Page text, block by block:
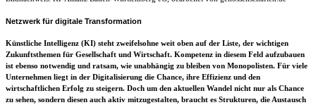
Netzwerk für digitale Transformation
Künstliche Intelligenz (KI) steht zweifelsohne weit oben auf der Liste, der wichtigen
Zukunftsthemen für Gesellschaft und Wirtschaft. Kompetenz in diesem Feld aufzubauen
ist ebenso notwendig und ratsam, wie unabhängig zu bleiben von Monopolisten. Für viele
Unternehmen liegt in der Digitalisierung die Chance, ihre Effizienz und den
wirtschaftlichen Erfolg zu steigern. Doch um den aktuellen Wandel nicht nur als Chance
zu sehen, sondern diesen auch aktiv mitzugestalten, braucht es Strukturen, die Austausch